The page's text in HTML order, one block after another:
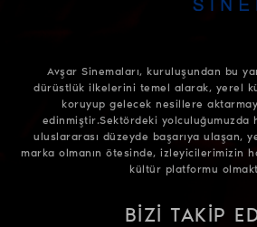
Avşar Sinemaları, kuruluşundan bu
dürüstlük ilkelerini temel alarak, yerel
koruyup gelecek nesillere
edinmiştir.Sektördeki yolculuğumuzda
uluslararası düzeyde başarıya ulaşan,
marka olmanın ötesinde, izleyicilerimizin
kültür platformu
BIZI TAKIP